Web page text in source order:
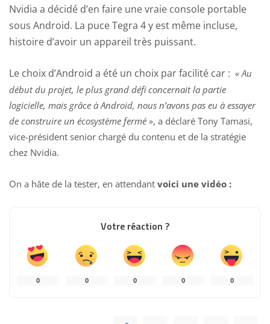
Nvidia a décidé d’en faire une vraie console portable
sous Android. La puce Tegra 4 y est même incluse,
histoire d’avoir un appareil très puissant.
Le choix d’Android a été un choix par facilité car : « Au
début du projet, le plus grand défi concernait la partie
logicielle, mais grâce à Android, nous n’avons pas eu à essayer
de construire un écosystème fermé », a déclaré Tony Tamasi,
vice-président senior chargé du contenu et de la stratégie
chez Nvidia.
On a hâte de la tester, en attendant voici une vidéo :
Votre réaction ?
0 0 0 0 0